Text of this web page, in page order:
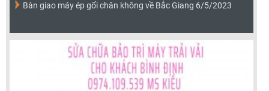
Bàn giao máy ép gối chân không về Bắc Giang 6/5/2023